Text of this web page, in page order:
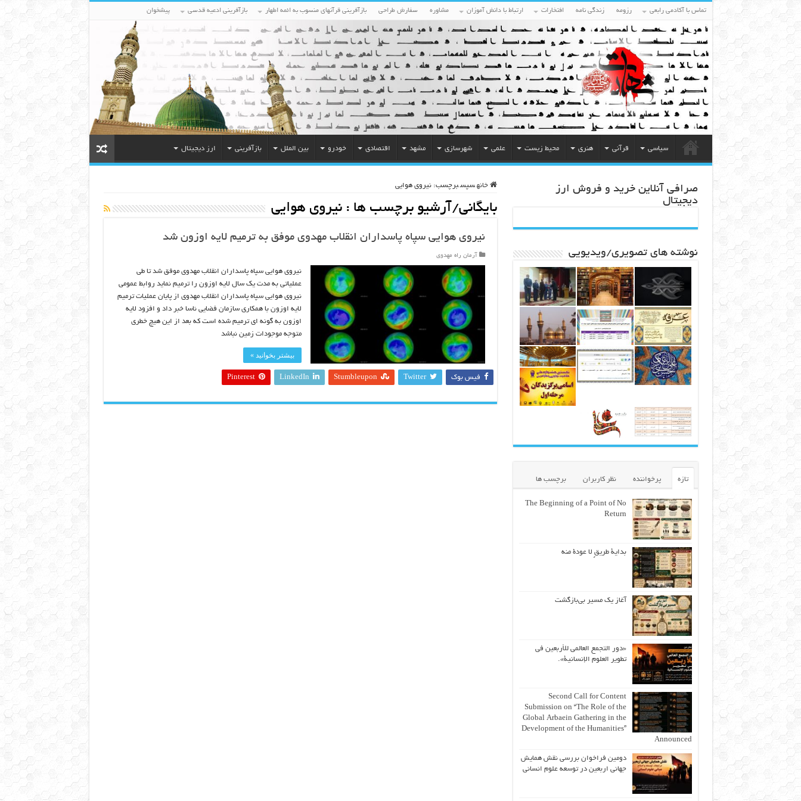
تماس با آکادمی رابعی رزومه زندگی نامه افتخارات ارتباط با دانش آموزان مشاوره سفارش طراحی بازآفرینی قرآنهای منسوب به ائمه اطهار بازآفرینی ادعیه قدسی پیشخوان
سیاسی قرآنی هنری محیط زیست علمی شهرسازی مشهد اقتصادی خودرو بین الملل بازآفرینی ارز دیجیتال
خانه سپس برچسب:نیروی هوایی
بایگانی/آرشیو برچسب ها :نیروی هوایی
نیروی هوایی سپاه پاسداران انقلاب مهدوی موفق به ترمیم لایه اوزون شد
آرمان راه مهدوی
نیروی هوایی سپاه پاسداران انقلاب مهدوی موفق شد تا طی
عملیاتی به مدت یک سال لایه اوزون را ترمیم نماید روابط عمومی
نیروی هوایی سپاه پاسداران انقلاب مهدوی از پایان عملیات ترمیم
لایه اوزون با همکاری سازمان فضایی ناسا خبر داد و افزود لایه
اوزون به گونه ای ترمیم شده است که بعد از این هیچ خطری
متوجه موجودات زمین نباشد
بیشتر بخوانید »
فیس بوک Twitter
Stumbleupon
LinkedIn
Pinterest
صرافی آنلاین خرید و فروش ارز
دیجیتال
نوشته های تصویری/ویدیویی
تازه پرخواننده نظر کاربران برچسب ها
The Beginning of a Point of No
Return
بداية طريقٍ لا عودة منه
آغاز یک مسیر بی‌بازگشت
«دور التجمع العالمي للأربعين في
تطوير العلوم الإنسانية».
Second Call for Content
Submission on “The Role of the
Global Arbaein Gathering in the
Development of the Humanities”
Announced
دومین فراخوان بررسی نقش همایش
جهانی اربعین در توسعه علوم انسانی